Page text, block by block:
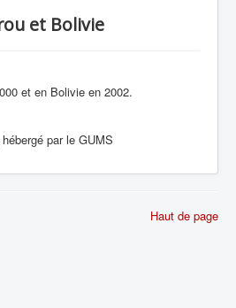
et Bolivie
et en Bolivie en 2002.
hébergé par le GUMS
Haut de page